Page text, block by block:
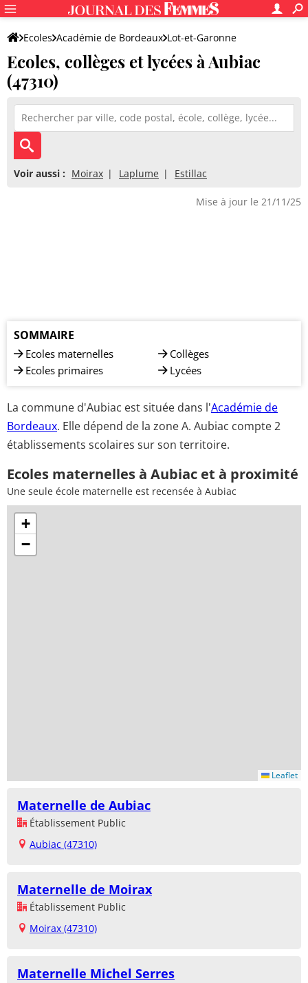
Ecoles Académie de Bordeaux Lot-et-Garonne
Ecoles, collèges et lycées à Aubiac
(47310)
Voir aussi : Moirax Laplume Estillac
Mise à jour le 21/11/25
SOMMAIRE
Ecoles maternelles
Ecoles primaires
Collèges
Lycées
La commune d'Aubiac est située dans l'Académie de
Bordeaux. Elle dépend de la zone A. Aubiac compte 2
établissements scolaires sur son territoire.
Ecoles maternelles à Aubiac et à proximité
Une seule école maternelle est recensée à Aubiac
+
−
Leaflet
Maternelle de Aubiac
Établissement Public
Aubiac (47310)
Maternelle de Moirax
Établissement Public
Moirax (47310)
Maternelle Michel Serres